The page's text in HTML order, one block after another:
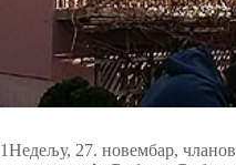
1Недељу, 27. новембар,